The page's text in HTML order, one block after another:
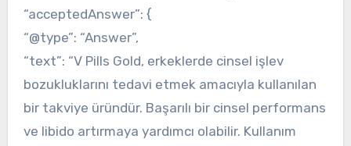
“acceptedAnswer”: {
“@type”: “Answer”,
“text”: “V Pills Gold, erkeklerde cinsel işlev
bozukluklarını tedavi etmek amacıyla kullanılan
bir takviye üründür. Başarılı bir cinsel performans
ve libido artırmaya yardımcı olabilir. Kullanım